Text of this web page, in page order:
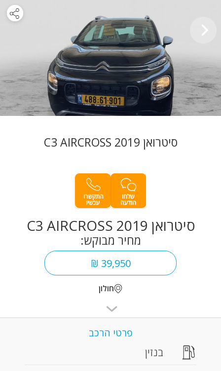
סיטרואן C3 AIRCROSS 2019
סיטרואן C3 AIRCROSS 2019
מחיר מבוקש:
39,950 ₪
חולון
פרטי הרכב
בנזין